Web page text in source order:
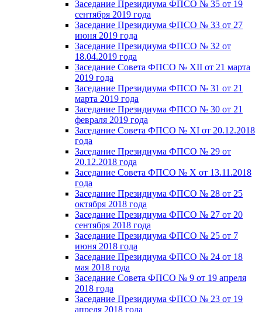
Заседание Президиума ФПСО № 35 от 19
сентября 2019 года
Заседание Президиума ФПСО № 33 от 27
июня 2019 года
Заседание Президиума ФПСО № 32 от
18.04.2019 года
Заседание Совета ФПСО № XII от 21 марта
2019 года
Заседание Президиума ФПСО № 31 от 21
марта 2019 года
Заседание Президиума ФПСО № 30 от 21
февраля 2019 года
Заседание Совета ФПСО № XI от 20.12.2018
года
Заседание Президиума ФПСО № 29 от
20.12.2018 года
Заседание Совета ФПСО № X от 13.11.2018
года
Заседание Президиума ФПСО № 28 от 25
октября 2018 года
Заседание Президиума ФПСО № 27 от 20
сентября 2018 года
Заседание Президиума ФПСО № 25 от 7
июня 2018 года
Заседание Президиума ФПСО № 24 от 18
мая 2018 года
Заседание Совета ФПСО № 9 от 19 апреля
2018 года
Заседание Президиума ФПСО № 23 от 19
апреля 2018 года